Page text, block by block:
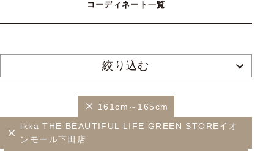
コーディネート一覧
絞り込む
161cm～165cm
ikka THE BEAUTIFUL LIFE GREEN STOREイオ
ンモール下田店